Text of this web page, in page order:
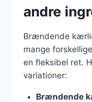
andre
Brændende
mange
en fleksibel ret.
variationer:
Brændende